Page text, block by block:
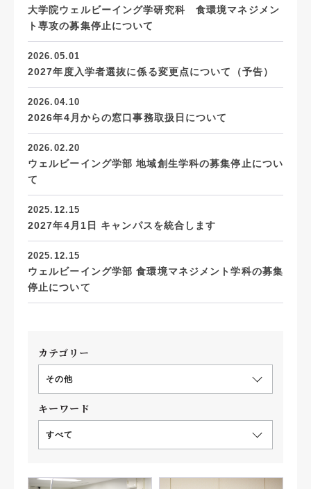
大学院ウェルビーイング学研究科 食環境マネジメン
ト専攻の募集停止について
2026.05.01
2027年度入学者選抜に係る変更点について（予告）
2026.04.10
2026年4月からの窓口事務取扱日について
2026.02.20
ウェルビーイング学部 地域創生学科の募集停止につい
て
2025.12.15
2027年4月1日 キャンパスを統合します
2025.12.15
ウェルビーイング学部 食環境マネジメント学科の募集
停止について
カテゴリー
その他
キーワード
すべて